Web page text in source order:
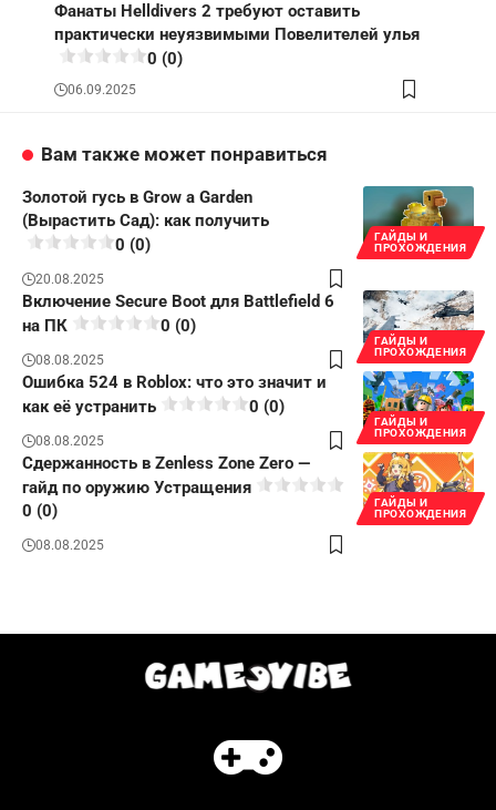
Фанаты Helldivers 2 требуют оставить
практически неуязвимыми Повелителей улья
0 (0)
06.09.2025
Вам также может понравиться
ГАЙДЫ И
ПРОХОЖДЕНИЯ
Золотой гусь в Grow a Garden
(Вырастить Сад): как получить
0 (0)
20.08.2025
ГАЙДЫ И
ПРОХОЖДЕНИЯ
Включение Secure Boot для Battlefield 6
на ПК
0 (0)
08.08.2025
ГАЙДЫ И
ПРОХОЖДЕНИЯ
Ошибка 524 в Roblox: что это значит и
как её устранить
0 (0)
08.08.2025
ГАЙДЫ И
ПРОХОЖДЕНИЯ
Сдержанность в Zenless Zone Zero —
гайд по оружию Устращения
0 (0)
08.08.2025